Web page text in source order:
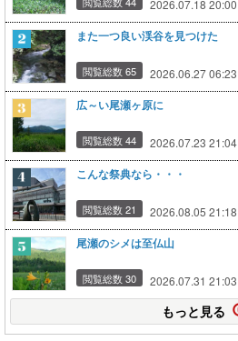
2026.07.18 20:00
また一つ良い渓谷を見つけた
閲覧総数 65 2026.06.27 06:23
広～い尾瀬ヶ原に
閲覧総数 44 2026.07.23 21:04
こんな祭典なら・・・
閲覧総数 21 2026.08.05 21:18
尾瀬のシメは至仏山
閲覧総数 30 2026.07.31 21:03
もっと見る